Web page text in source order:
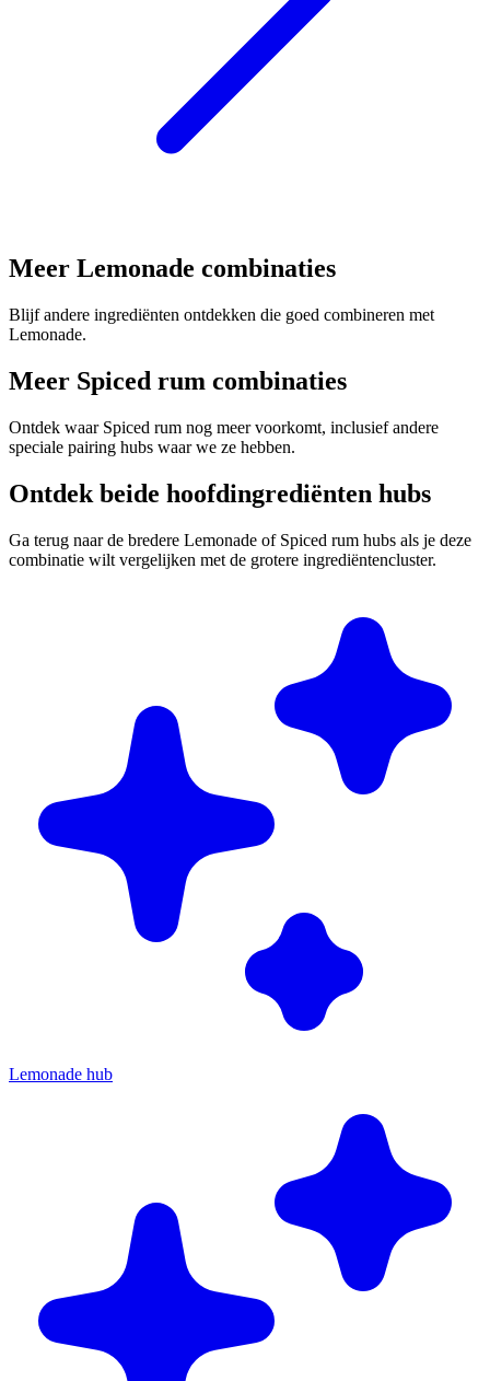
Meer Lemonade combinaties
Blijf andere ingrediënten ontdekken die goed combineren met
Lemonade.
Meer Spiced rum combinaties
Ontdek waar Spiced rum nog meer voorkomt, inclusief andere
speciale pairing hubs waar we ze hebben.
Ontdek beide hoofdingrediënten hubs
Ga terug naar de bredere Lemonade of Spiced rum hubs als je deze
combinatie wilt vergelijken met de grotere ingrediëntencluster.
Lemonade hub